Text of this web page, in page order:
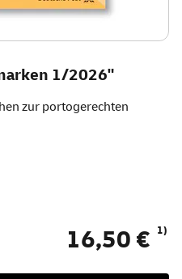
1/2026"
zur portogerechten
16,50 € 1)